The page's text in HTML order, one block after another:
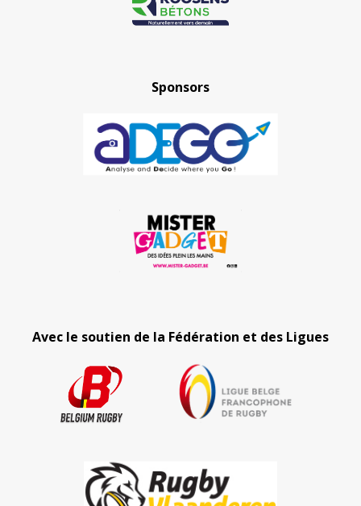
Sponsors
Avec le soutien de la Fédération et des Ligues